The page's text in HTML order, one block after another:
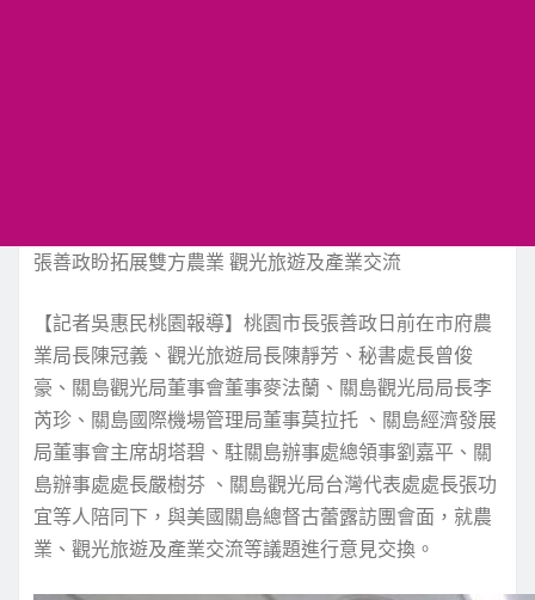
張善政盼拓展雙方農業 觀光旅遊及產業交流
【記者吳惠民桃園報導】桃園市長張善政日前在市府農
業局長陳冠義、觀光旅遊局長陳靜芳、秘書處長曾俊
豪、關島觀光局董事會董事麥法蘭、關島觀光局局長李
芮珍、關島國際機場管理局董事莫拉托 、關島經濟發展
局董事會主席胡塔碧、駐關島辦事處總領事劉嘉平、關
島辦事處處長嚴樹芬 、關島觀光局台灣代表處處長張功
宜等人陪同下，與美國關島總督古蕾露訪團會面，就農
業、觀光旅遊及產業交流等議題進行意見交換。